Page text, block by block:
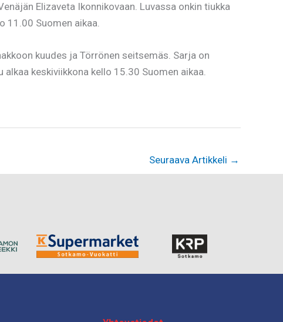
Elizaveta Ikonnikovaan. Luvassa onkin tiukka
11.00 Suomen aikaa.
kuudes ja Törrönen seitsemäs. Sarja on
keskiviikkona kello 15.30 Suomen aikaa.
Seuraava Artikkeli →